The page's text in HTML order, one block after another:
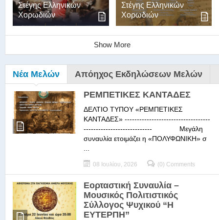
Στέγης Ελληνικών
Χορωδιών
Στέγης Ελληνικών
Χορωδιών
Show More
Νέα Μελών Απόηχος Εκδηλώσεων Μελών
ΡΕΜΠΕΤΙΚΕΣ ΚΑΝΤΑΔΕΣ
ΔΕΛΤΙΟ ΤΥΠΟΥ «ΡΕΜΠΕΤΙΚΕΣ
ΚΑΝΤΑΔΕΣ» -----------------------------------
---------------------------- Μεγάλη
συναυλία ετοιμάζει η «ΠΟΛΥΦΩΝΙΚΗ» σ
08 Ιουλίου, 2026 (0) Comments
Εορταστική Συναυλία –
Μουσικός Πολιτιστικός
Σύλλογος Ψυχικού “Η
ΕΥΤΕΡΠΗ”